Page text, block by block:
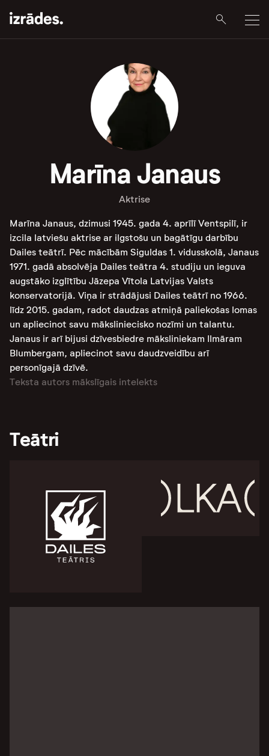
Marīna Janaus
Aktrise
Marīna Janaus, dzimusi 1945. gada 4. aprīlī Ventspilī, ir
izcila latviešu aktrise ar ilgstošu un bagātīgu darbību
Dailes teātrī. Pēc mācībām Siguldas 1. vidusskolā, Janaus
1971. gadā absolvēja Dailes teātra 4. studiju un ieguva
augstāko izglītību Jāzepa Vītola Latvijas Valsts
konservatorijā. Viņa ir strādājusi Dailes teātrī no 1966.
līdz 2015. gadam, radot daudzas atmiņā paliekošas lomas
un apliecinot savu māksliniecisko nozīmi un talantu.
Janaus ir arī bijusi dzīvesbiedre māksliniekam Ilmāram
Blumbergam, apliecinot savu daudzveidību arī
personīgajā dzīvē.
Teksta autors mākslīgais intelekts
Teātri